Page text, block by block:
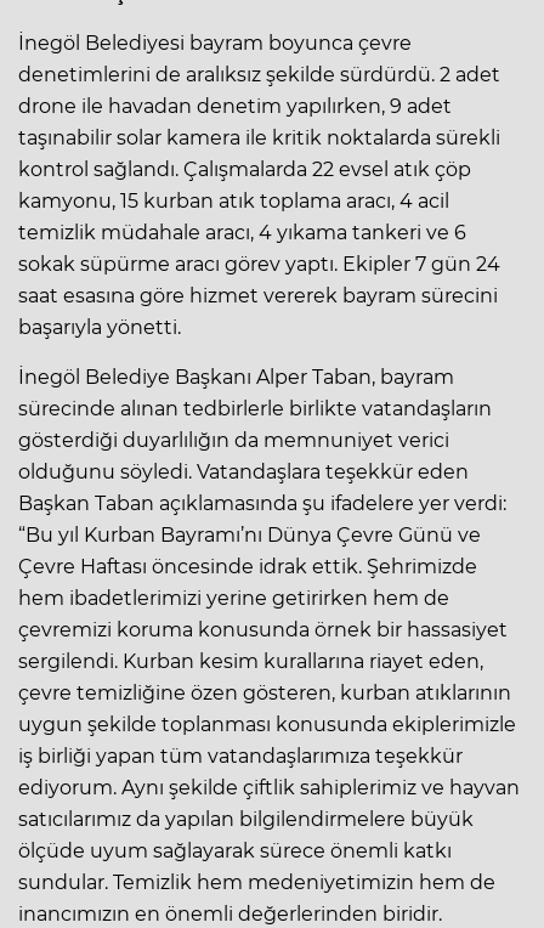
İnegöl Belediyesi bayram boyunca çevre
denetimlerini de aralıksız şekilde sürdürdü. 2 adet
drone ile havadan denetim yapılırken, 9 adet
taşınabilir solar kamera ile kritik noktalarda sürekli
kontrol sağlandı. Çalışmalarda 22 evsel atık çöp
kamyonu, 15 kurban atık toplama aracı, 4 acil
temizlik müdahale aracı, 4 yıkama tankeri ve 6
sokak süpürme aracı görev yaptı. Ekipler 7 gün 24
saat esasına göre hizmet vererek bayram sürecini
başarıyla yönetti.
İnegöl Belediye Başkanı Alper Taban, bayram
sürecinde alınan tedbirlerle birlikte vatandaşların
gösterdiği duyarlılığın da memnuniyet verici
olduğunu söyledi. Vatandaşlara teşekkür eden
Başkan Taban açıklamasında şu ifadelere yer verdi:
“Bu yıl Kurban Bayramı’nı Dünya Çevre Günü ve
Çevre Haftası öncesinde idrak ettik. Şehrimizde
hem ibadetlerimizi yerine getirirken hem de
çevremizi koruma konusunda örnek bir hassasiyet
sergilendi. Kurban kesim kurallarına riayet eden,
çevre temizliğine özen gösteren, kurban atıklarının
uygun şekilde toplanması konusunda ekiplerimizle
iş birliği yapan tüm vatandaşlarımıza teşekkür
ediyorum. Aynı şekilde çiftlik sahiplerimiz ve hayvan
satıcılarımız da yapılan bilgilendirmelere büyük
ölçüde uyum sağlayarak sürece önemli katkı
sundular. Temizlik hem medeniyetimizin hem de
inancımızın en önemli değerlerinden biridir.